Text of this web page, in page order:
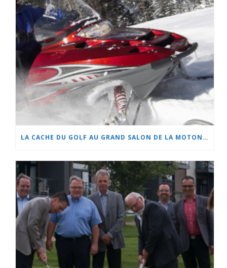
LA CACHE DU GOLF AU GRAND SALON DE LA MOTONEIGE ET DU QUAD